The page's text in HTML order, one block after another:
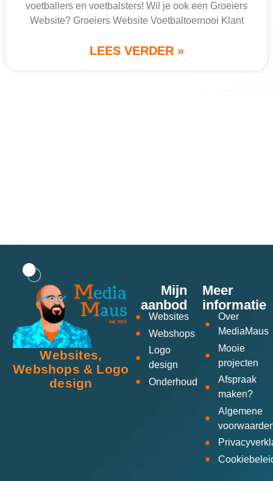
voetballers en voetbalsters! Wil je ook een Groeiers
Website? Groeiers Website Voetbaltoernooi Klant
LEES VERDER »
Websites,
Webshops & Logo
design
Mijn
aanbod
Websites
Webshops
Logo
design
Onderhoud
Meer
informatie
Over
MediaMaus
Mooie
projecten
Afspraak
maken?
Algemene